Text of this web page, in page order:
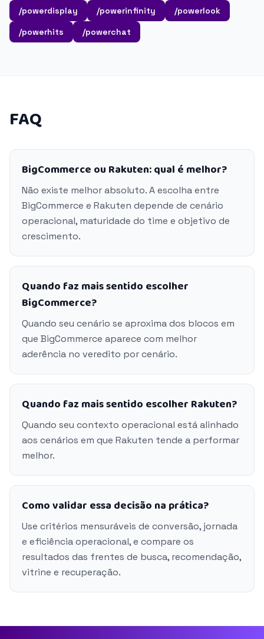
/powerdisplay /powerinfinity
/powerlook
/powerhits
/powerchat
FAQ
BigCommerce ou Rakuten: qual é melhor?
Não existe melhor absoluto. A escolha entre
BigCommerce e Rakuten depende de cenário
operacional, maturidade do time e objetivo de
crescimento.
Quando faz mais sentido escolher
BigCommerce?
Quando seu cenário se aproxima dos blocos em
que BigCommerce aparece com melhor
aderência no veredito por cenário.
Quando faz mais sentido escolher Rakuten?
Quando seu contexto operacional está alinhado
aos cenários em que Rakuten tende a performar
melhor.
Como validar essa decisão na prática?
Use critérios mensuráveis de conversão, jornada
e eficiência operacional, e compare os
resultados das frentes de busca, recomendação,
vitrine e recuperação.